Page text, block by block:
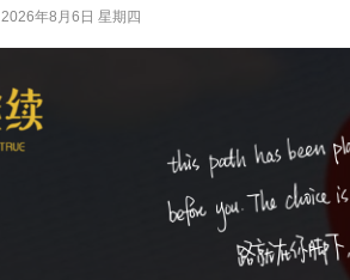
2026年8月6日 星期四